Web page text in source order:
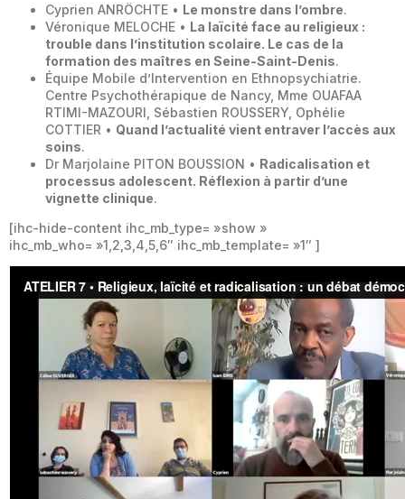
Cyprien ANRÖCHTE • Le monstre dans l’ombre.
Véronique MELOCHE • La laïcité face au religieux :
trouble dans l’institution scolaire. Le cas de la
formation des maîtres en Seine-Saint-Denis.
Équipe Mobile d’Intervention en Ethnopsychiatrie.
Centre Psychothérapique de Nancy, Mme OUAFAA
RTIMI-MAZOURI, Sébastien ROUSSERY, Ophélie
COTTIER • Quand l’actualité vient entraver l’accès aux
soins.
Dr Marjolaine PITON BOUSSION • Radicalisation et
processus adolescent. Réflexion à partir d’une
vignette clinique.
[ihc-hide-content ihc_mb_type= »show »
ihc_mb_who= »1,2,3,4,5,6″ ihc_mb_template= »1″ ]